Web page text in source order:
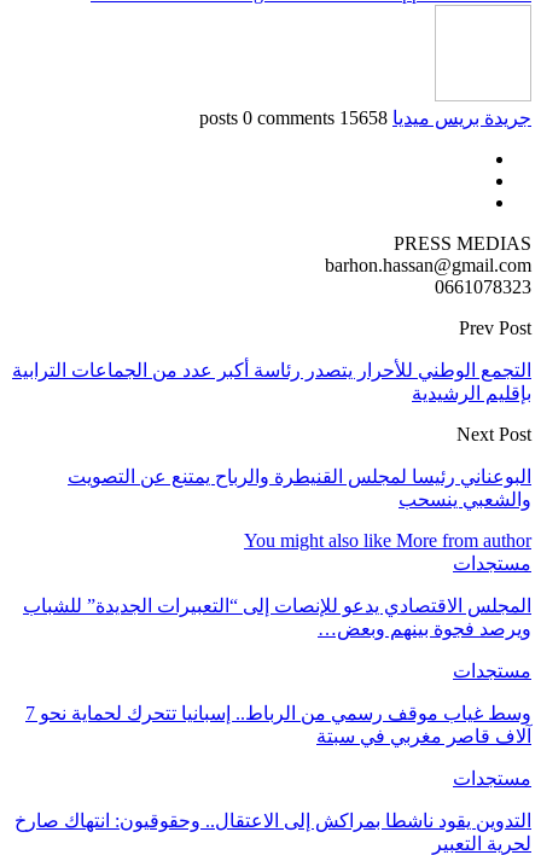
جريدة بريس ميديا 15658 posts
0 comments
PRESS MEDIAS
barhon.hassan@gmail.com
0661078323
Prev Post
التجمع الوطني للأحرار يتصدر رئاسة أكبر عدد من الجماعات الترابية
بإقليم الرشيدية
Next Post
البوعناني رئيسا لمجلس القنيطرة والرباح يمتنع عن التصويت
والشعبي ينسحب
You might also like More from author
مستجدات
المجلس الاقتصادي يدعو للإنصات إلى “التعبيرات الجديدة” للشباب
ويرصد فجوة بينهم وبعض…
مستجدات
وسط غياب موقف رسمي من الرباط.. إسبانيا تتحرك لحماية نحو 7
آلاف قاصر مغربي في سبتة
مستجدات
التدوين يقود ناشطا بمراكش إلى الاعتقال.. وحقوقيون: انتهاك صارخ
لحرية التعبير